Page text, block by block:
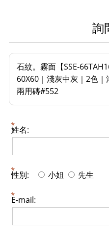
詢
石紋。霧面【SSE-
60X60｜淺灰中灰｜2色
兩用磚#552
姓名:
性別: 小姐 先生
E-mail: